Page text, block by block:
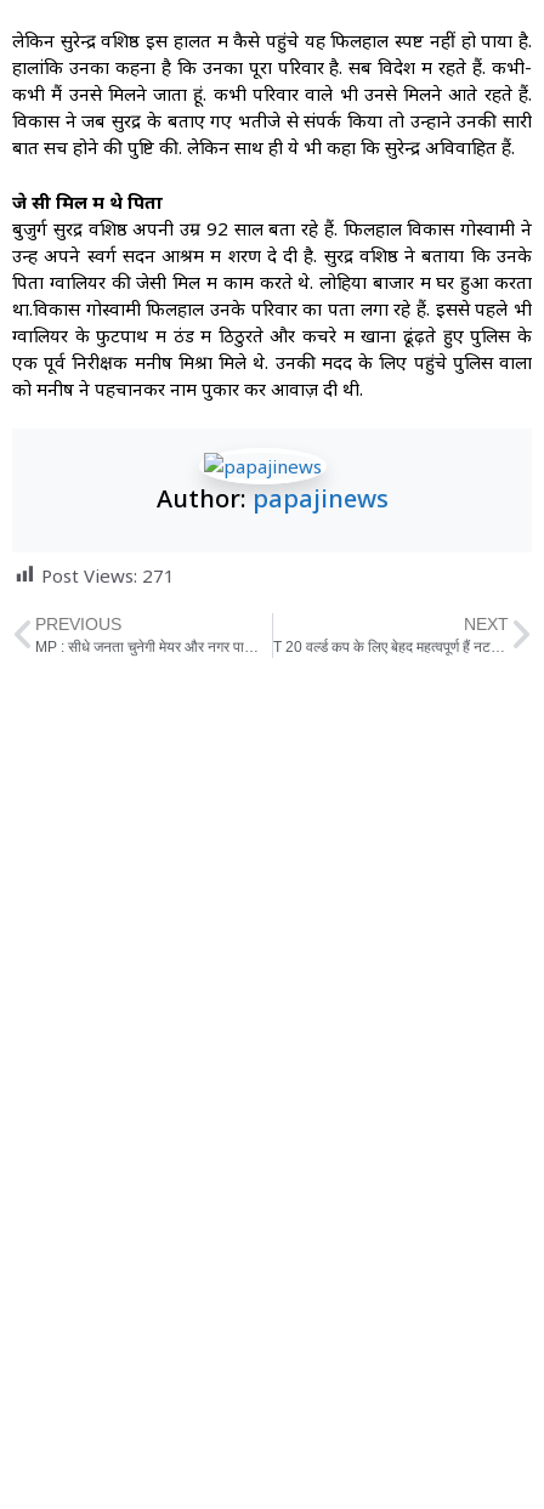
लेकिन सुरेन्द्र वशिष्ठ इस हालत में कैसे पहुंचे यह फिलहाल स्पष्ट नहीं हो पाया है.
हालांकि उनका कहना है कि उनका पूरा परिवार है. सब विदेश में रहते हैं. कभी-
कभी मैं उनसे मिलने जाता हूं. कभी परिवार वाले भी उनसे मिलने आते रहते हैं.
विकास ने जब सुरेंद्र के बताए गए भतीजे से संपर्क किया तो उन्होंने उनकी सारी
बातें सच होने की पुष्टि की. लेकिन साथ ही ये भी कहा कि सुरेन्द्र अविवाहित हैं.
जे सी मिल में थे पिता
बुजुर्ग सुरेंद्र वशिष्ठ अपनी उम्र 92 साल बता रहे हैं. फिलहाल विकास गोस्वामी ने
उन्हें अपने स्वर्ग सदन आश्रम में शरण दे दी है. सुरेंद्र वशिष्ठ ने बताया कि उनके
पिता ग्वालियर की जेसी मिल में काम करते थे. लोहिया बाजार में घर हुआ करता
था.विकास गोस्वामी फिलहाल उनके परिवार का पता लगा रहे हैं. इससे पहले भी
ग्वालियर के फुटपाथ में ठंड में ठिठुरते और कचरे में खाना ढूंढ़ते हुए पुलिस के
एक पूर्व निरीक्षक मनीष मिश्रा मिले थे. उनकी मदद के लिए पहुंचे पुलिस वालों
को मनीष ने पहचानकर नाम पुकार कर आवाज़ दी थी.
Author:papajinews
Post Views: 271
PREVIOUS
MP : सीधे जनता चुनेगी मेयर और नगर पालिका अध्यक्ष
NEXT
T 20 वर्ल्ड कप के लिए बेहद महत्वपूर्ण हैं नटराजन, कप्तान कोहली क्या बोले नट्टू के बारे में